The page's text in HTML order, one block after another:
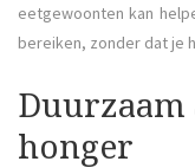
eetgewoonten kan
bereiken, zonder dat je
honger